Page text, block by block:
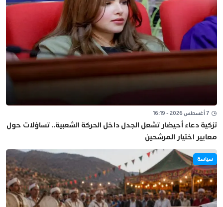
7 أغسطس 2026 - 16:19
تزكية دعاء أحيضار تشعل الجدل داخل الحركة الشعبية.. تساؤلات حول
معايير اختيار المرشحين
سياسة